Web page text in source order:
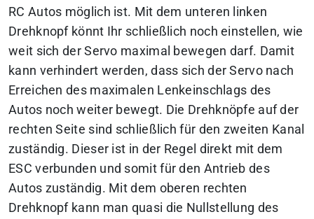
RC Autos möglich ist. Mit dem unteren linken
Drehknopf könnt Ihr schließlich noch einstellen, wie
weit sich der Servo maximal bewegen darf. Damit
kann verhindert werden, dass sich der Servo nach
Erreichen des maximalen Lenkeinschlags des
Autos noch weiter bewegt. Die Drehknöpfe auf der
rechten Seite sind schließlich für den zweiten Kanal
zuständig. Dieser ist in der Regel direkt mit dem
ESC verbunden und somit für den Antrieb des
Autos zuständig. Mit dem oberen rechten
Drehknopf kann man quasi die Nullstellung des